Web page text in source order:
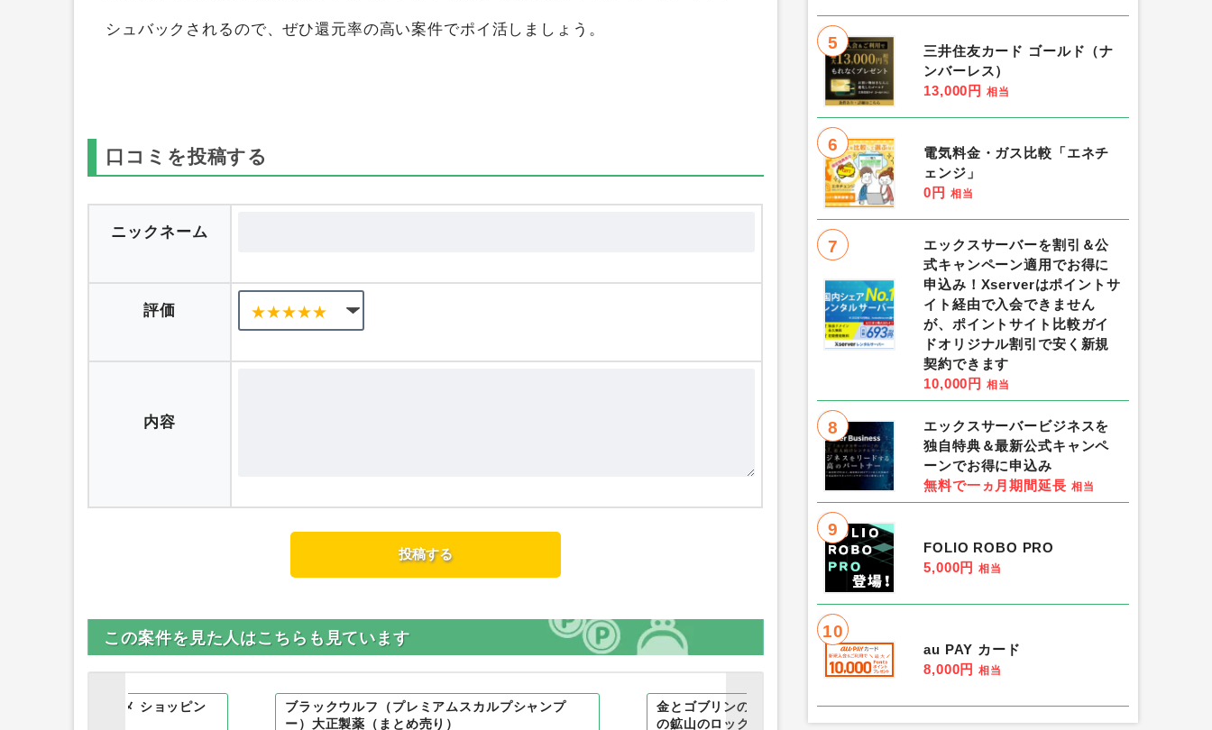
シュバックされるので、ぜひ還元率の高い案件でポイ活しましょう。
口コミを投稿する
ニックネーム
評価
内容
この案件を見た人はこちらも見ています
（アットコスメ ショッピン
ブラックウルフ（プレミアムスカルプシャンプ
ー）大正製薬（まとめ売り）
金とゴブリンの採掘ゲーム（GameRexx/50番目
の鉱山のロックを解除）Android
5
三井住友カード ゴールド（ナ
ンバーレス）
13,000円 相当
6
電気料金・ガス比較「エネチ
ェンジ」
0円 相当
7
エックスサーバーを割引＆公
式キャンペーン適用でお得に
申込み！Xserverはポイントサ
イト経由で入会できません
が、ポイントサイト比較ガイ
ドオリジナル割引で安く新規
契約できます
10,000円 相当
8
エックスサーバービジネスを
独自特典＆最新公式キャンペ
ーンでお得に申込み
無料で一ヵ月期間延長 相当
9
FOLIO ROBO PRO
5,000円 相当
10
au PAY カード
8,000円 相当